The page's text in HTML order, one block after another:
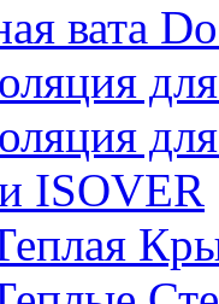
вата
ISOVER